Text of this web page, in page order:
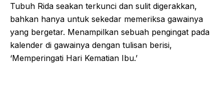
Tubuh Rida seakan terkunci dan sulit digerakkan,
bahkan hanya untuk sekedar memeriksa gawainya
yang bergetar. Menampilkan sebuah pengingat pada
kalender di gawainya dengan tulisan berisi,
‘Memperingati Hari Kematian Ibu.’